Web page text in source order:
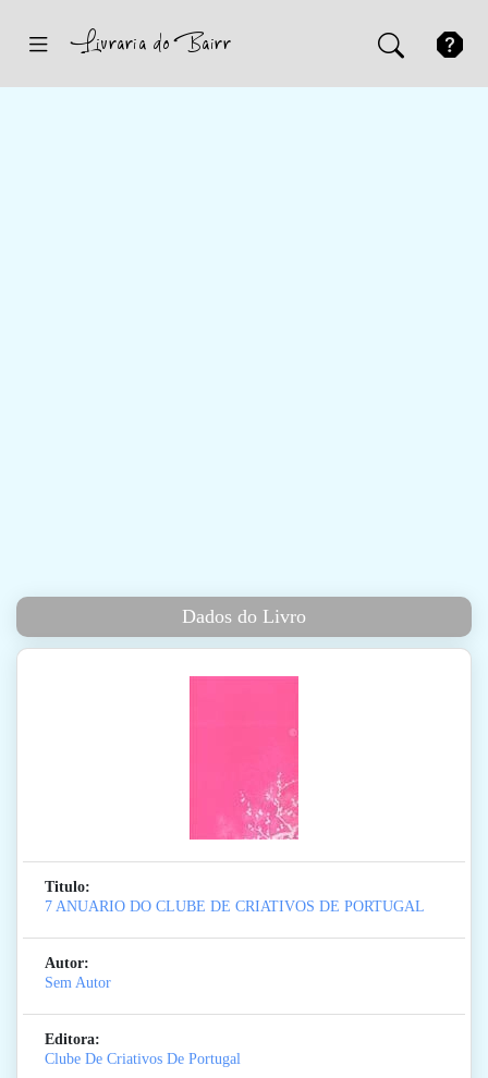
Dados do Livro
Titulo:
7 ANUARIO DO CLUBE DE CRIATIVOS DE PORTUGAL
Autor:
Sem Autor
Editora:
Clube De Criativos De Portugal